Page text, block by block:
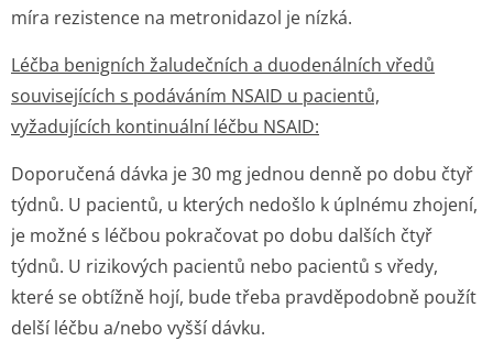
míra rezistence na metronidazol je nízká.
Léčba benigních žaludečních a duodenálních vředů
souvisejících s podáváním NSAID u pacientů,
vyžadujících kontinuální léčbu NSAID:
Doporučená dávka je 30 mg jednou denně po dobu čtyř
týdnů. U pacientů, u kterých nedošlo k úplnému zhojení,
je možné s léčbou pokračovat po dobu dalších čtyř
týdnů. U rizikových pacientů nebo pacientů s vředy,
které se obtížně hojí, bude třeba pravděpodobně použít
delší léčbu a/nebo vyšší dávku.